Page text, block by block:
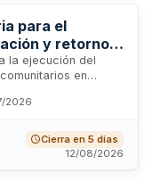
animales a
técnico en
de las autoridades
para el
y retorno
de
la ejecución del
en
captura,
necesarias para
felinas del
2026
Cierra en 5 días
12/08/2026